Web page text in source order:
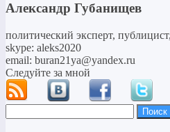
Александр Губанищев
политический эксперт,
skype: aleks2020
email: buran21ya@yandex.ru
Следуйте за мной